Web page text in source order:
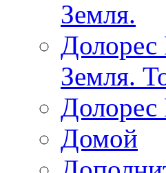
Земля.
Долорес
Земля.
Домой